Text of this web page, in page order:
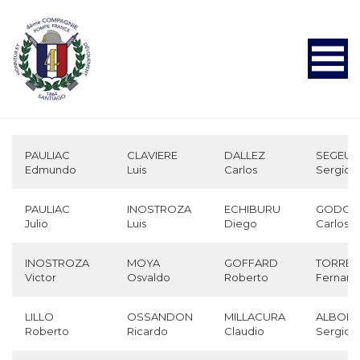
Menú
PAULIAC
Edmundo
CLAVIERE
Luis
DALLEZ
Carlos
SEGEUR
Sergio
PAULIAC
Julio
INOSTROZA
Luis
ECHIBURU
Diego
GODOY
Carlos
INOSTROZA
Victor
MOYA
Osvaldo
GOFFARD
Roberto
LILLO
Roberto
OSSANDON
Ricardo
MILLACURA
Claudio
Sergio